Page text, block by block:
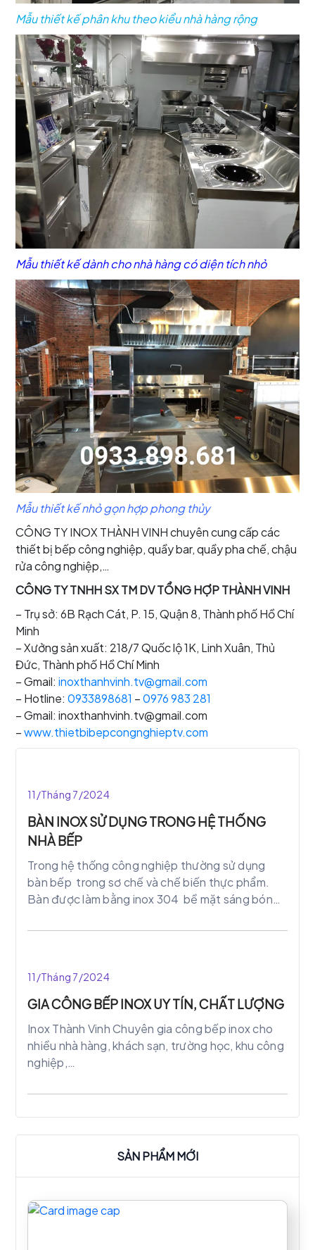
Mẫu thiết kế phân khu theo kiểu nhà hàng rộng
Mẫu thiết kế dành cho nhà hàng có diện tích nhỏ
Mẫu thiết kế nhỏ gọn hợp phong thủy
CÔNG TY INOX THÀNH VINH chuyên cung cấp các
thiết bị bếp công nghiệp, quầy bar, quầy pha chế, chậu
rửa công nghiệp,…
CÔNG TY TNHH SX TM DV TỔNG HỢP THÀNH VINH
– Trụ sở: 6B Rạch Cát, P. 15, Quận 8, Thành phố Hồ Chí
Minh
– Xưởng sản xuất: 218/7 Quốc lộ 1K, Linh Xuân, Thủ
Đức, Thành phố Hồ Chí Minh
– Gmail: inoxthanhvinh.tv@gmail.com
– Hotline: 0933898681 –0976 983 281
– Gmail: inoxthanhvinh.tv@gmail.com
–www.thietbibepcongnghieptv.com
11/Tháng 7/2024
BÀN INOX SỬ DỤNG TRONG HỆ THỐNG
NHÀ BẾP
Trong hệ thống công nghiệp thường sử dụng
bàn bếp trong sơ chế và chế biến thực phẩm.
Bàn được làm bằng inox 304 bề mặt sáng bóng,
chịu nhiệt tốt, bền theo thời gian. Hãy cùng inox
11/Tháng 7/2024
GIA CÔNG BẾP INOX UY TÍN, CHẤT LƯỢNG
Inox Thành Vinh Chuyên gia công bếp inox cho
nhiều nhà hàng, khách sạn, trường học, khu công
nghiệp,…
SẢN PHẨM MỚI